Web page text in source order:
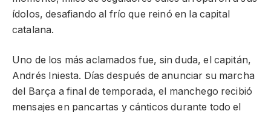
ídolos, desafiando al frío que reinó en la capital
catalana.
Uno de los más aclamados fue, sin duda, el capitán,
Andrés Iniesta. Días después de anunciar su marcha
del Barça a final de temporada, el manchego recibió
mensajes en pancartas y cánticos durante todo el